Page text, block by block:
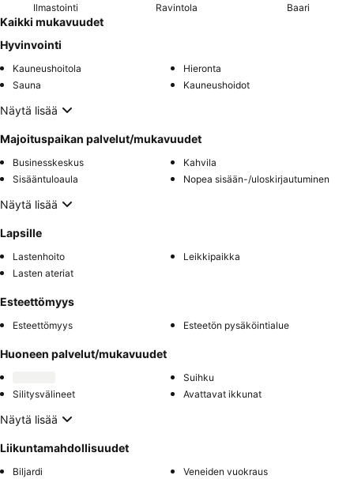
Ilmastointi Ravintola Baari
Kaikki mukavuudet
Hyvinvointi
Kauneushoitola
Hieronta
Sauna
Kauneushoidot
Näytä lisää
Majoituspaikan palvelut/mukavuudet
Businesskeskus
Kahvila
Sisääntuloaula
Nopea sisään-/uloskirjautuminen
Näytä lisää
Lapsille
Lastenhoito
Leikkipaikka
Lasten ateriat
Esteettömyys
Esteettömyys Esteetön pysäköintialue
Huoneen palvelut/mukavuudet
Suihku
Silitysvälineet
Avattavat ikkunat
Näytä lisää
Liikuntamahdollisuudet
Biljardi
Veneiden vuokraus